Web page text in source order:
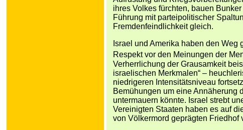
ihres Volkes fürchten, bauen
Führung mit parteipolitischer
Fremdenfeindlichkeit gleich.
Israel und Amerika haben den
Respekt vor den Meinungen der
Verherrlichung der Grausamkeit
israelischen Merkmalen“ –
niedrigeren Intensitätsniveau
Bemühungen um eine Annäherung
untermauern könnte. Israel strebt
Vereinigten Staaten haben es auf
von Völkermord geprägten Friedhof